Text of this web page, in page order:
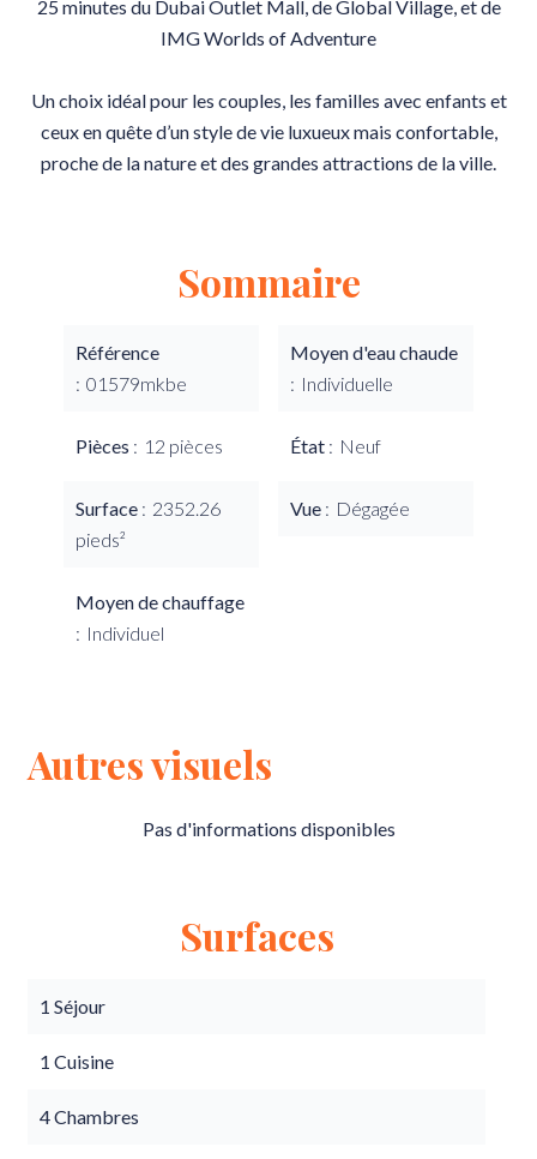
25 minutes du Dubai Outlet Mall, de Global Village, et de
IMG Worlds of Adventure
Un choix idéal pour les couples, les familles avec enfants et
ceux en quête d’un style de vie luxueux mais confortable,
proche de la nature et des grandes attractions de la ville.
Sommaire
Référence
01579mkbe
Pièces 12 pièces
Surface
2352.26
pieds²
Moyen de chauffage
Individuel
Moyen d'eau chaude
Individuelle
État Neuf
Vue Dégagée
Autres visuels
Pas d'informations disponibles
Surfaces
1 Séjour
1 Cuisine
4 Chambres